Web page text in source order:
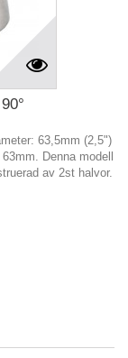
63,5mm (2,5")
Denna modell
av 2st halvor.